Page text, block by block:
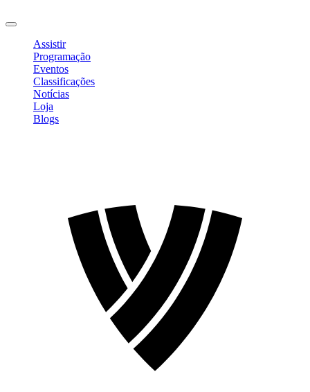
Assistir
Programação
Eventos
Classificações
Notícias
Loja
Blogs